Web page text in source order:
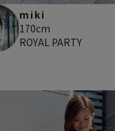
miki
170cm
ROYAL PARTY